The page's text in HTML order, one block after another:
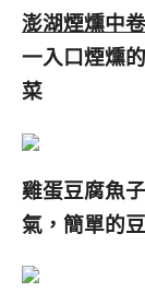
澎湖煙燻中卷
一入口煙燻
菜
雞蛋豆腐魚
氣，簡單的